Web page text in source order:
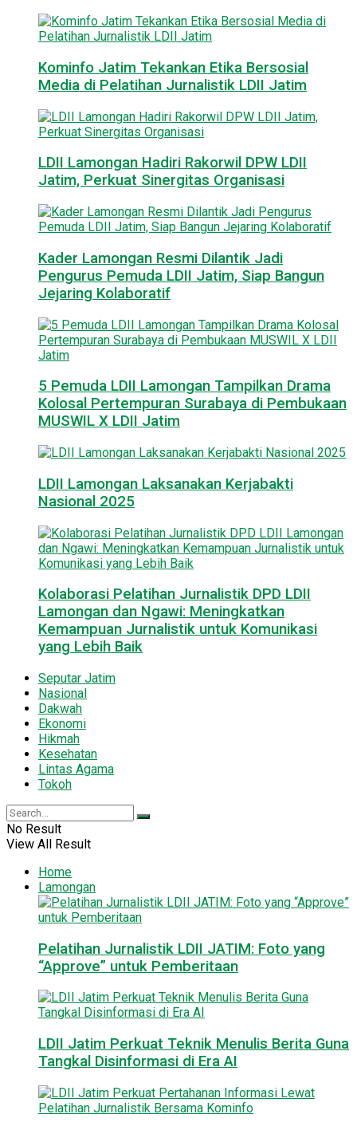
Kominfo Jatim Tekankan Etika Bersosial
Media di Pelatihan Jurnalistik LDII Jatim
LDII Lamongan Hadiri Rakorwil DPW LDII
Jatim, Perkuat Sinergitas Organisasi
Kader Lamongan Resmi Dilantik Jadi
Pengurus Pemuda LDII Jatim, Siap Bangun
Jejaring Kolaboratif
5 Pemuda LDII Lamongan Tampilkan Drama
Kolosal Pertempuran Surabaya di Pembukaan
MUSWIL X LDII Jatim
LDII Lamongan Laksanakan Kerjabakti
Nasional 2025
Kolaborasi Pelatihan Jurnalistik DPD LDII
Lamongan dan Ngawi: Meningkatkan
Kemampuan Jurnalistik untuk Komunikasi
yang Lebih Baik
Seputar Jatim
Nasional
Dakwah
Ekonomi
Hikmah
Kesehatan
Lintas Agama
Tokoh
No Result
View All Result
Home
Lamongan
Pelatihan Jurnalistik LDII JATIM: Foto yang
“Approve” untuk Pemberitaan
LDII Jatim Perkuat Teknik Menulis Berita Guna
Tangkal Disinformasi di Era AI